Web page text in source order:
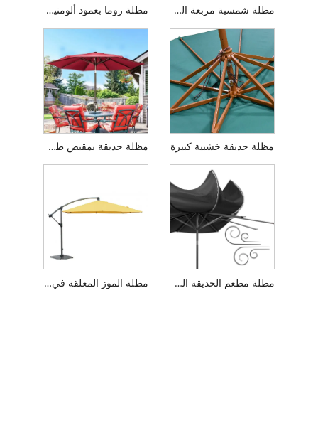
مظلة روما بعمود ألومنيوم للحديقة مظلة شمسية مربعة الشكل ناتئة
مظلة حديقة بمقبض طويل مظلة حديقة خشبية كبيرة
مظلة الموز المعلقة في الهواء الطلق مظلة مطعم الحديقة الدوارة